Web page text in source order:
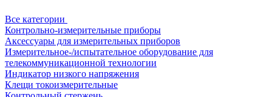
Все категории
Контрольно-измерительные приборы
Аксессуары для измерительных приборов
Измерительное-/испытательное оборудование для
телекоммуникационной технологии
Индикатор низкого напряжения
Клещи токоизмерительные